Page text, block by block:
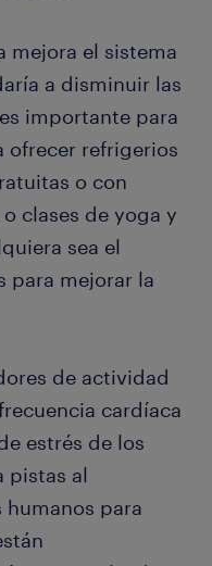
mejora el sistema
a disminuir las
importante para
ofrecer refrigerios
o con
clases de yoga y
sea el
para mejorar la
de actividad
cardíaca
estrés de los
pistas al
para